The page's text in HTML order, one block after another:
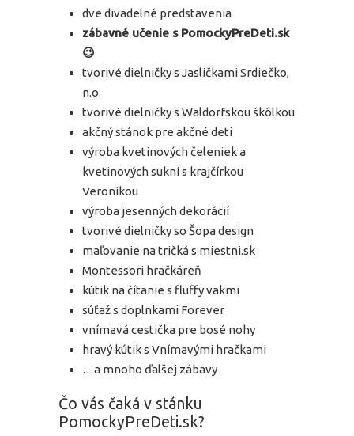
dve divadelné predstavenia
zábavné učenie s PomockyPreDeti.sk
😉
tvorivé dielničky s Jasličkami Srdiečko,
n.o.
tvorivé dielničky s Waldorfskou škôlkou
akčný stánok pre akčné deti
výroba kvetinových čeleniek a
kvetinových sukní s krajčírkou
Veronikou
výroba jesenných dekorácií
tvorivé dielničky so Šopa design
maľovanie na tričká s miestni.sk
Montessori hračkáreň
kútik na čítanie s fluffy vakmi
súťaž s doplnkami Forever
vnímavá cestička pre bosé nohy
hravý kútik s Vnímavými hračkami
…a mnoho ďalšej zábavy
Čo vás čaká v stánku
PomockyPreDeti.sk?